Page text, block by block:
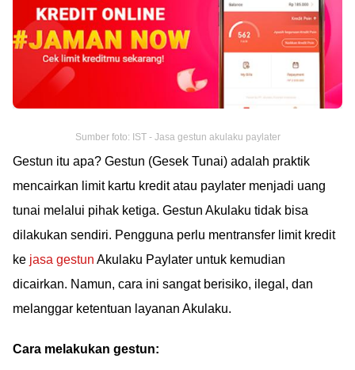
Sumber foto: IST - Jasa gestun akulaku paylater
Gestun itu apa? Gestun (Gesek Tunai) adalah praktik
mencairkan limit kartu kredit atau paylater menjadi uang
tunai melalui pihak ketiga. Gestun Akulaku tidak bisa
dilakukan sendiri. Pengguna perlu mentransfer limit kredit
ke jasa gestun Akulaku Paylater untuk kemudian
dicairkan. Namun, cara ini sangat berisiko, ilegal, dan
melanggar ketentuan layanan Akulaku.
Cara melakukan gestun: